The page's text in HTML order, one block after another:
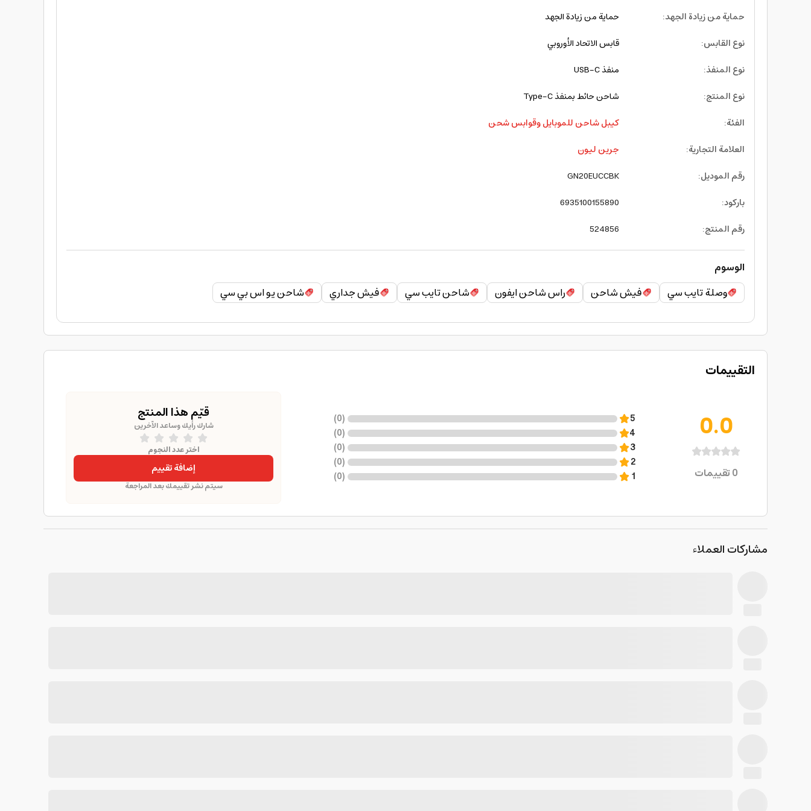
حماية من زيادة الجهد:
حماية من زيادة الجهد
نوع القابس:
قابس الاتحاد الأوروبي
نوع المنفذ:
منفذ USB-C
نوع المنتج:
شاحن حائط بمنفذ Type-C
الفئة:
كيبل شاحن للموبايل وقوابس شحن
العلامة التجارية:
جرين ليون
رقم الموديل:
GN20EUCCBK
باركود:
6935100155890
رقم المنتج:
524856
الوسوم
وصلة تايب سي
فيش شاحن راس شاحن ايفون شاحن تايب سي فيش جداري شاحن يو اس بي سي
التقييمات
0.0
0تقييمات
5
(
0
)
4
(
0
)
3
(
0
)
2
(
0
)
1
(
0
)
قيّم هذا المنتج
شارك رأيك وساعد الآخرين
اختر عدد النجوم
إضافة تقييم
سيتم نشر تقييمك بعد المراجعة
مشاركات العملاء